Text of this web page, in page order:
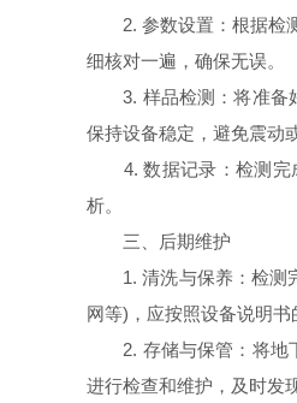
2. 参数设置：根据检测
细核对一遍，确保无误。
3. 样品检测：将准备好
保持设备稳定，避免震动
4. 数据记录：检测完成
析。
三、后期维护
1. 清洗与保养：检测完
网等)，应按照设备说明书
2. 存储与保管：将地下
进行检查和维护，及时发